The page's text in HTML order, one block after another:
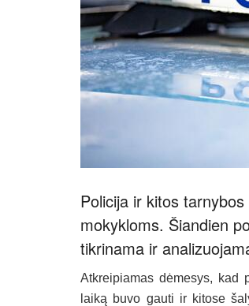
Policija ir kitos
mokykloms. Šiandien
tikrinama ir
Atkreipiamas dėmesys, kad
laiką buvo gauti ir kitose